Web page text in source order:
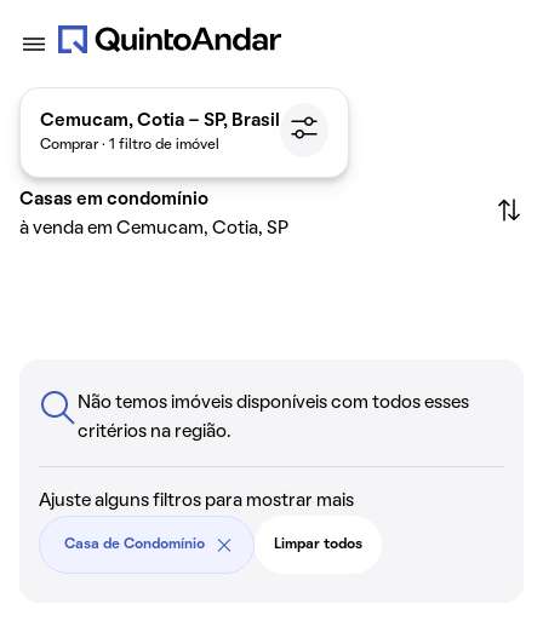
Cemucam, Cotia - SP, Brasil
Comprar · 1 filtro de imóvel
Casas em condomínio
à venda em Cemucam, Cotia, SP
Não temos imóveis disponíveis com todos esses
critérios na região.
Ajuste alguns filtros para mostrar mais
Casa de Condomínio Limpar todos